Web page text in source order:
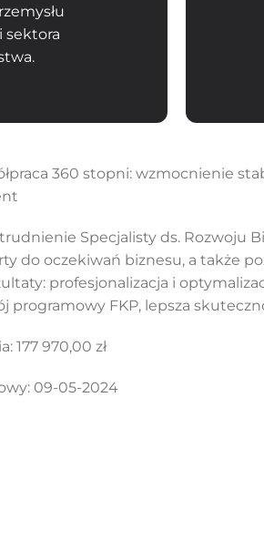
sektora
360 stopni: wzmocnienie
Specjalisty ds. Rozwoju
do oczekiwań biznesu, a także
profesjonalizacja i
programowy FKP, lepsza
177 970,00 zł
09-05-2024